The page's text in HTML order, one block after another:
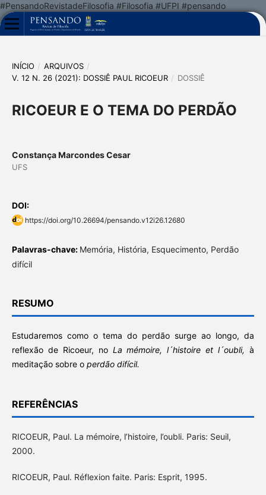
#PensandoRevistadeFilosofia #Filosofia #UFPI #pensando
INÍCIO / ARQUIVOS /
V. 12 N. 26 (2021): DOSSIÊ PAUL RICOEUR / DOSSIÊ
RICOEUR E O TEMA DO PERDÃO
Constança Marcondes Cesar
UFS
DOI:
https://doi.org/10.26694/pensando.v12i26.12680
Palavras-chave: Memória, História, Esquecimento, Perdão
difícil
RESUMO
Estudaremos como o tema do perdão surge ao longo, da
reflexão de Ricoeur, no La mémoire, l´histoire et l´oubli,à
meditação sobre o perdão difícil.
REFERÊNCIAS
RICOEUR, Paul. La mémoire, l’histoire, l’oubli. Paris: Seuil,
2000.
RICOEUR, Paul. Réflexion faite. Paris: Esprit, 1995.